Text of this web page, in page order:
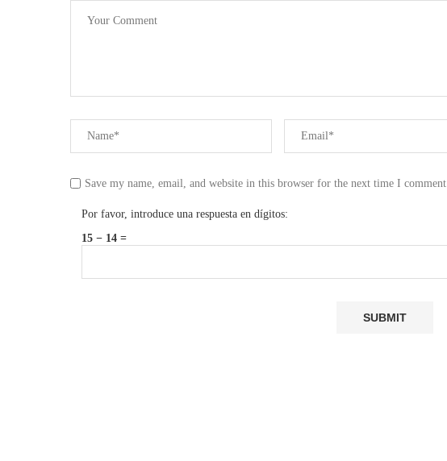
Save my name, email, and website in this browser for the next time I comment.
Por favor, introduce una respuesta en dígitos:
15 − 14 =